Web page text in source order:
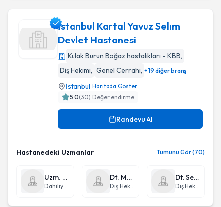
İstanbul Kartal Yavuz Selım
Devlet Hastanesi
Kulak Burun Boğaz hastalıkları - KBB,
Diş Hekimi, Genel Cerrahi, + 19 diğer branş
İstanbul Haritada Göster
5.0(30) Değerlendirme
Randevu Al
Hastanedeki Uzmanlar Tümünü Gör (70)
Uzm. Dr. Maksude Kılıç
Dahiliye - İç Hastalıkları
Dt. Mücella Lermi
Diş Hekimi
Dt. Semiha Aksakal
Diş Hekimi